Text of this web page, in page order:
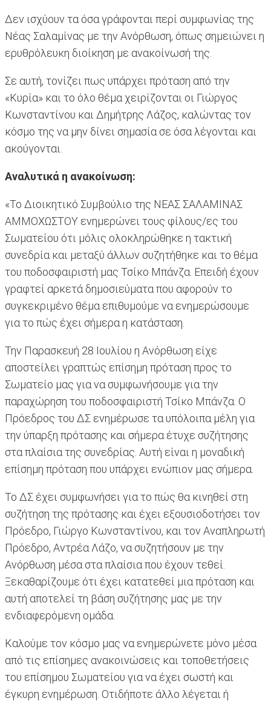
Δεν ισχύουν τα όσα γράφονται περί συμφωνίας της
Νέας Σαλαμίνας με την Ανόρθωση, όπως σημειώνει η
ερυθρόλευκη διοίκηση με ανακοίνωσή της.
Σε αυτή, τονίζει πως υπάρχει πρόταση από την
«Κυρία» και το όλο θέμα χειρίζονται οι Γιώργος
Κωνσταντίνου και Δημήτρης Λάζος, καλώντας τον
κόσμο της να μην δίνει σημασία σε όσα λέγονται και
ακούγονται.
Αναλυτικά η ανακοίνωση:
«Το Διοικητικό Συμβούλιο της ΝΕΑΣ ΣΑΛΑΜΙΝΑΣ
ΑΜΜΟΧΩΣΤΟΥ ενημερώνει τους φίλους/ες του
Σωματείου ότι μόλις ολοκληρώθηκε η τακτική
συνεδρία και μεταξύ άλλων συζητήθηκε και το θέμα
του ποδοσφαιριστή μας Τσίκο Μπάνζα. Επειδή έχουν
γραφτεί αρκετά δημοσιεύματα που αφορούν το
συγκεκριμένο θέμα επιθυμούμε να ενημερώσουμε
για το πώς έχει σήμερα η κατάσταση.
Την Παρασκευή 28 Ιουλίου η Ανόρθωση είχε
αποστείλει γραπτώς επίσημη πρόταση προς το
Σωματείο μας για να συμφωνήσουμε για την
παραχώρηση του ποδοσφαιριστή Τσίκο Μπάνζα. Ο
Πρόεδρος του ΔΣ ενημέρωσε τα υπόλοιπα μέλη για
την ύπαρξη πρότασης και σήμερα έτυχε συζήτησης
στα πλαίσια της συνεδρίας. Αυτή είναι η μοναδική
επίσημη πρόταση που υπάρχει ενώπιον μας σήμερα.
Το ΔΣ έχει συμφωνήσει για το πώς θα κινηθεί στη
συζήτηση της πρότασης και έχει εξουσιοδοτήσει τον
Πρόεδρο, Γιώργο Κωνσταντίνου, και τον Αναπληρωτή
Πρόεδρο, Αντρέα Λάζο, να συζητήσουν με την
Ανόρθωση μέσα στα πλαίσια που έχουν τεθεί.
Ξεκαθαρίζουμε ότι έχει κατατεθεί μια πρόταση και
αυτή αποτελεί τη βάση συζήτησης μας με την
ενδιαφερόμενη ομάδα.
Καλούμε τον κόσμο μας να ενημερώνετε μόνο μέσα
από τις επίσημες ανακοινώσεις και τοποθετήσεις
του επίσημου Σωματείου για να έχει σωστή και
έγκυρη ενημέρωση. Οτιδήποτε άλλο λέγεται ή